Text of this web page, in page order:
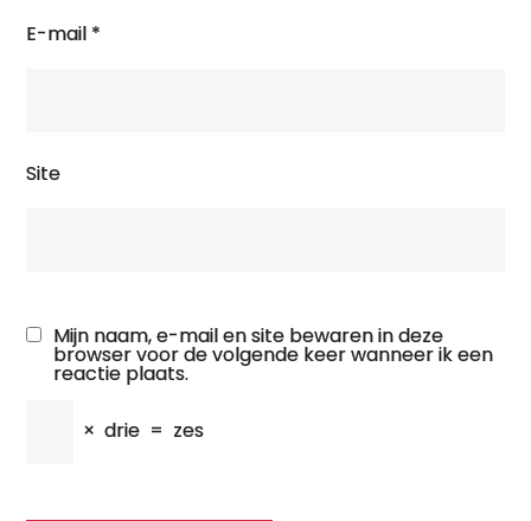
E-mail *
Site
Mijn naam, e-mail en site bewaren in deze
browser voor de volgende keer wanneer ik een
reactie plaats.
× drie = zes